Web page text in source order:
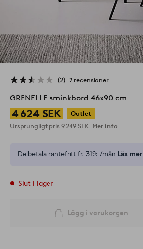
2 2 recensioner
GRENELLE sminkbord 46x90 cm
4 624 SEK
Outlet
Ursprungligt pris 9 249 SEK Mer info
Delbetala räntefritt fr. 319:-/mån Läs mer
Slut i lager
Lägg i varukorgen